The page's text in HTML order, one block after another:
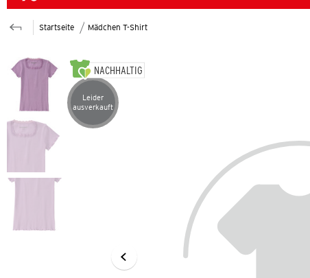
Startseite Mädchen T-Shirt
NACHHALTIG
Artikel leider ausverkauft
Leider
ausverkauft